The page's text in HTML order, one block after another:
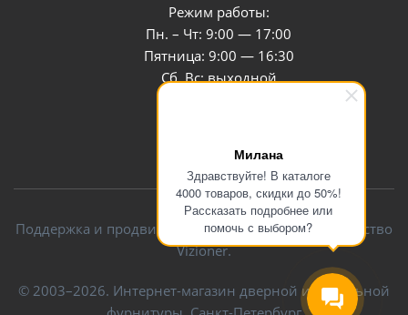
Милана
Здравствуйте! В каталоге
4000 товаров, скидки до 50%!
Рассказать подробнее или
помочь с выбором?
Режим работы:
Пн. – Чт: 9:00 — 17:00
Пятница: 9:00 — 16:30
Сб, Вс: выходной
Поддержка и продвижение сайта — интернет-агентство
Vizioner.
© 2003–2026. Интернет-магазин дверной и мебельной